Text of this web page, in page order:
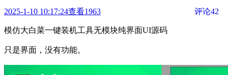
2025-1-10 10:17:24查看1963 评论42
模仿大白菜一键装机工具无模块纯界面UI源码
只是界面，没有功能。